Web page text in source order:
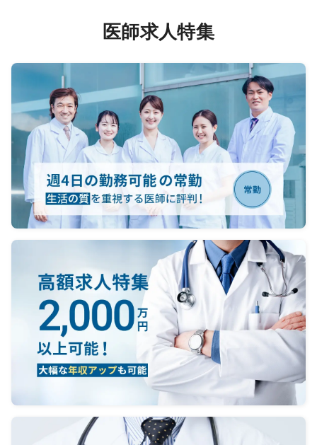
動器リハビリテーションを中心とし
た運営を
承継先が物理療法中心の場合でも、
PT採用を進めながら徐々に
運動器リハビリテーション中心の診
療体制へ移行予定です。
また、健診など幅広い診療内容を提
として
発展を目指しております。
■自由診療
・小児低身長治療（応相談）
小児低身長治療については、患者
様・保護者様による自己注射治療と
なるため、
医師には診察・診断・治療方針説
明を担当いただきます。
身長治療の経験は不要で、グルー
プ医師によるレクチャー体制があり
ます。
また、身長治療専門カウンセラー
医師求人特集